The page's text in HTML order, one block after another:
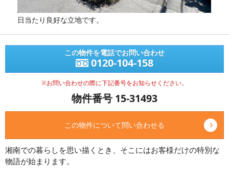
日当たり良好な立地です。
この物件を電話でお問い合わせ
0120-104-158
※お問い合わせの際に下記番号をお知らせください。
物件番号 15-31493
この物件について問い合わせる
湘南での暮らしを思い描くとき、そこにはお客様だけの特別な
物語が始まります。